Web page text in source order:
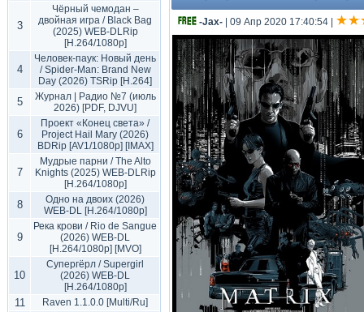
3
Чёрный чемодан –
двойная игра / Black Bag
(2025) WEB-DLRip
[H.264/1080p]
4
Человек-паук: Новый день
/ Spider-Man: Brand New
Day (2026) TSRip [H.264]
5
Журнал | Радио №7 (июль
2026) [PDF, DJVU]
6
Проект «Конец света» /
Project Hail Mary (2026)
BDRip [AV1/1080p] [IMAX]
7
Мудрые парни / The Alto
Knights (2025) WEB-DLRip
[H.264/1080p]
8
Одно на двоих (2026)
WEB-DL [H.264/1080p]
9
Река крови / Rio de Sangue
(2026) WEB-DL
[H.264/1080p] [MVO]
10
Супергёрл / Supergirl
(2026) WEB-DL
[H.264/1080p]
11 Raven 1.1.0.0 [Multi/Ru]
-Jax- | 09 Апр 2020 17:40:54